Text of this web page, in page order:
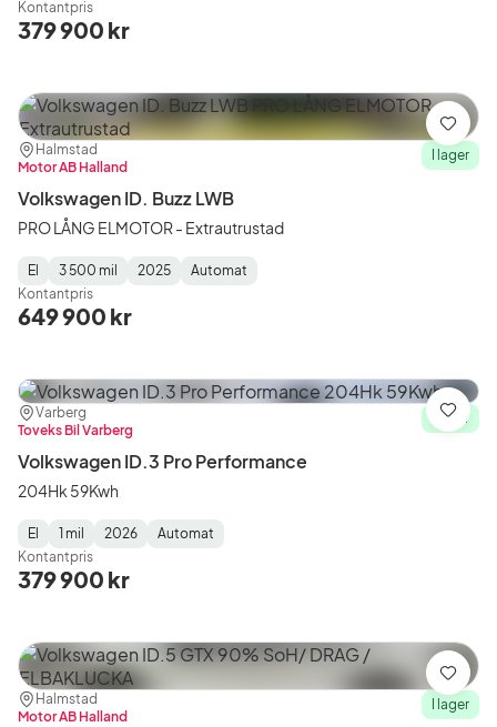
Type:
Year:
Type:
Kontantpris
379 900 kr
Plats:
Halmstad
Återförsäljare:
Motor AB Halland
I lager
Volkswagen ID. Buzz LWB
PRO LÅNG ELMOTOR - Extrautrustad
Fuel
Type:
El
Mätarställning :
3 500 mil
Model
Year:
2025
Gearbox
Type:
Automat
Kontantpris
649 900 kr
Spara
Plats:
Varberg
Återförsäljare:
Toveks Bil Varberg
I lager
Volkswagen ID.3 Pro Performance
204Hk 59Kwh
Fuel
Type:
El
Mätarställning:
1 mil
Model
Year:
2026
Gearbox
Type:
Automat
Kontantpris
379 900 kr
Spara
Plats:
Halmstad
Återförsäljare:
Motor AB Halland
I lager
Spara